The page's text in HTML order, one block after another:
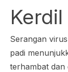
Serangan
padi
terhambat dan